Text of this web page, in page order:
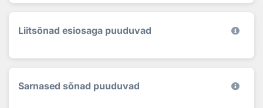
Liitsõnad esiosaga puuduvad
Sarnased sõnad puuduvad